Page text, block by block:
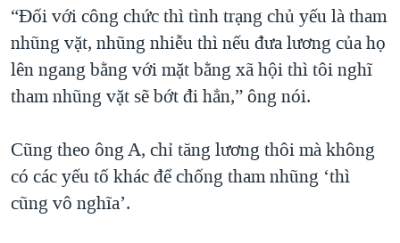
“Đối với công chức thì tình trạng chủ yếu là tham
nhũng vặt, nhũng nhiễu thì nếu đưa lương của họ
lên ngang bằng với mặt bằng xã hội thì tôi nghĩ
tham nhũng vặt sẽ bớt đi hẳn,” ông nói.
Cũng theo ông A, chỉ tăng lương thôi mà không
có các yếu tố khác để chống tham nhũng ‘thì
cũng vô nghĩa’.